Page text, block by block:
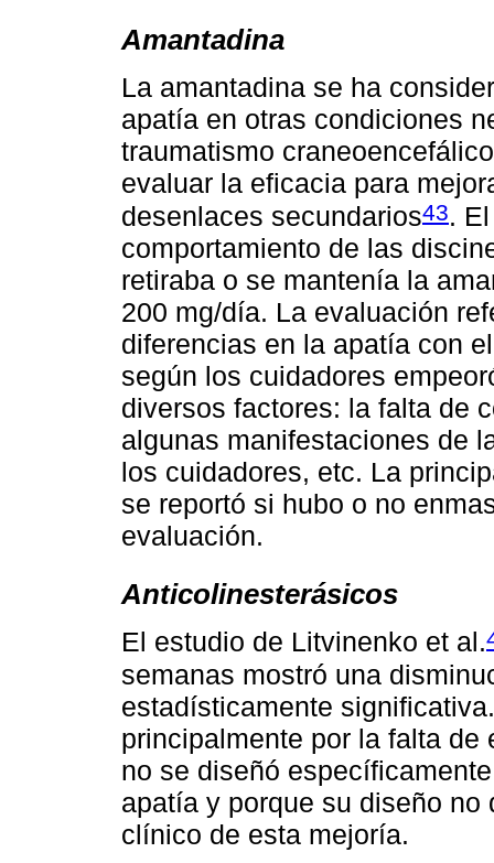
Amantadina
La amantadina se ha
apatía en otras condiciones
traumatismo
evaluar la eficacia para
desenlaces secundarios43.
comportamiento de las
retiraba o se mantenía la
200 mg/día. La evaluación
diferencias en la apatía con
según los cuidadores
diversos factores: la falta de
algunas manifestaciones de
los cuidadores, etc. La
se reportó si hubo o no
evaluación.
Anticolinesterásicos
El estudio de Litvinenko et al.
semanas mostró una
estadísticamente
principalmente por la falta
no se diseñó
apatía y porque su diseño
clínico de esta mejoría.